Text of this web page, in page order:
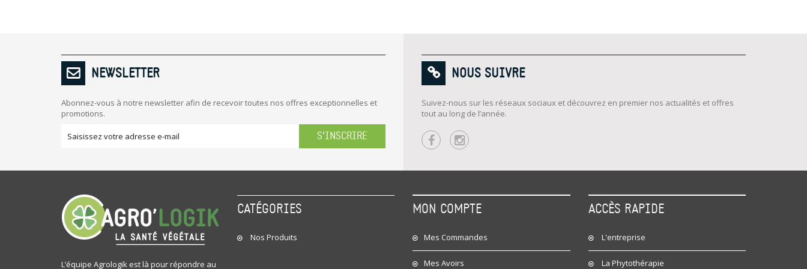
NEWSLETTER
Abonnez-vous à notre newsletter afin de recevoir toutes nos offres exceptionnelles et
promotions.
S'INSCRIRE
NOUS SUIVRE
Suivez-nous sur les réseaux sociaux et découvrez en premier nos actualités et offres
tout au long de l’année.
L’équipe Agrologik est là pour répondre au
CATÉGORIES
Nos Produits
MON COMPTE
Mes Commandes
Mes Avoirs
ACCÈS RAPIDE
L'entreprise
La Phytothérapie